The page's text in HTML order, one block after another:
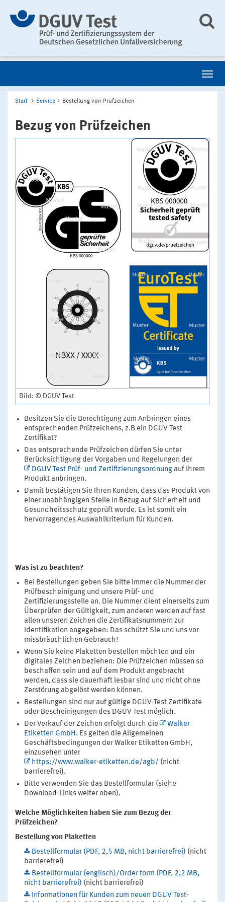
Start Service Bestellung von Prüfzeichen
Bezug von Prüfzeichen
Bild: © DGUV Test
Besitzen Sie die Berechtigung zum Anbringen eines
entsprechenden Prüfzeichens, z.B ein DGUV Test
Zertifikat?
Das entsprechende Prüfzeichen dürfen Sie unter
Berücksichtigung der Vorgaben und Regelungen der
DGUV Test Prüf- und Zertifizierungsordnungauf Ihrem
Produkt anbringen.
Damit bestätigen Sie Ihren Kunden, dass das Produkt von
einer unabhängigen Stelle in Bezug auf Sicherheit und
Gesundheitsschutz geprüft wurde. Es ist somit ein
hervorragendes Auswahlkriterium für Kunden.
Was ist zu beachten?
Bei Bestellungen geben Sie bitte immer die Nummer der
Prüfbescheinigung und unsere Prüf- und
Zertifizierungsstelle an. Die Nummer dient einerseits zum
Überprüfen der Gültigkeit, zum anderen werden auf fast
allen unseren Zeichen die Zertifikatsnummern zur
Identifikation angegeben: Das schützt Sie und uns vor
missbräuchlichen Gebrauch!
Wenn Sie keine Plaketten bestellen möchten und ein
digitales Zeichen beziehen: Die Prüfzeichen müssen so
beschaffen sein und auf dem Produkt angebracht
werden, dass sie dauerhaft lesbar sind und nicht ohne
Zerstörung abgelöst werden können.
Bestellungen sind nur auf gültige DGUV-Test Zertifikate
oder Bescheinigungen des DGUV Test möglich.
Der Verkauf der Zeichen erfolgt durch die
Walker
Etiketten GmbH. Es gelten die Allgemeinen
Geschäftsbedingungen der Walker Etiketten GmbH,
einzusehen unter
https://www.walker-etiketten.de/agb/ (nicht
barrierefrei).
Bitte verwenden Sie das Bestellformular (siehe
Download-Links weiter oben).
Welche Möglichkeiten haben Sie zum Bezug der
Prüfzeichen?
Bestellung von Plaketten
Bestellformular (PDF, 2,5 MB, nicht barrierefrei) (nicht
barrierefrei)
Bestellformular (englisch)/Order form (PDF, 2,2 MB,
nicht barrierefrei) (nicht barrierefrei)
Informationen für Kunden zum neuen DGUV Test-